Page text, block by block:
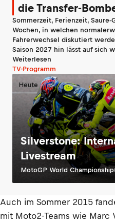
die Transfer-
Sommerzeit, Ferienzeit,
Wochen, in welchen
Fahrerwechsel diskutiert
Saison 2027 hin lässt auf sich
Weiterlesen
TV-Programm
Heute
Silverstone:
Livestream
MotoGP World Championship
Auch im Sommer 2015
mit Moto2-Teams wie Marc